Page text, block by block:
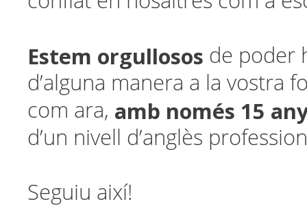
Estem orgullosos de poder
d’alguna manera a la vostra
com ara, amb només 15
d’un nivell d’anglès
Seguiu així!